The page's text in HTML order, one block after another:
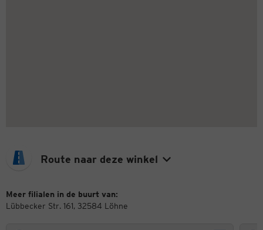
Route naar deze winkel
Meer filialen in de buurt van:
Lübbecker Str. 161, 32584 Löhne